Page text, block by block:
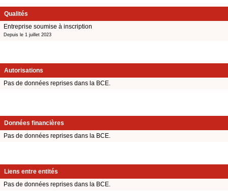
Qualités
Entreprise soumise à inscription
Depuis le 1 juillet 2023
Autorisations
Pas de données reprises dans la BCE.
Données financières
Pas de données reprises dans la BCE.
Liens entre entités
Pas de données reprises dans la BCE.